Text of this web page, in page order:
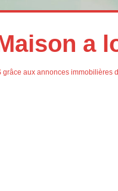
a
aux annonces immobilières